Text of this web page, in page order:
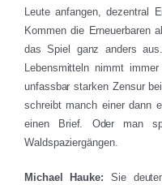
Leute anfangen, dezentral
Kommen die Erneuerbaren
das Spiel ganz anders
Lebensmitteln nimmt
unfassbar starken Zensur
schreibt manch einer dann
einen Brief. Oder man
Waldspaziergängen.
Michael Hauke: Sie